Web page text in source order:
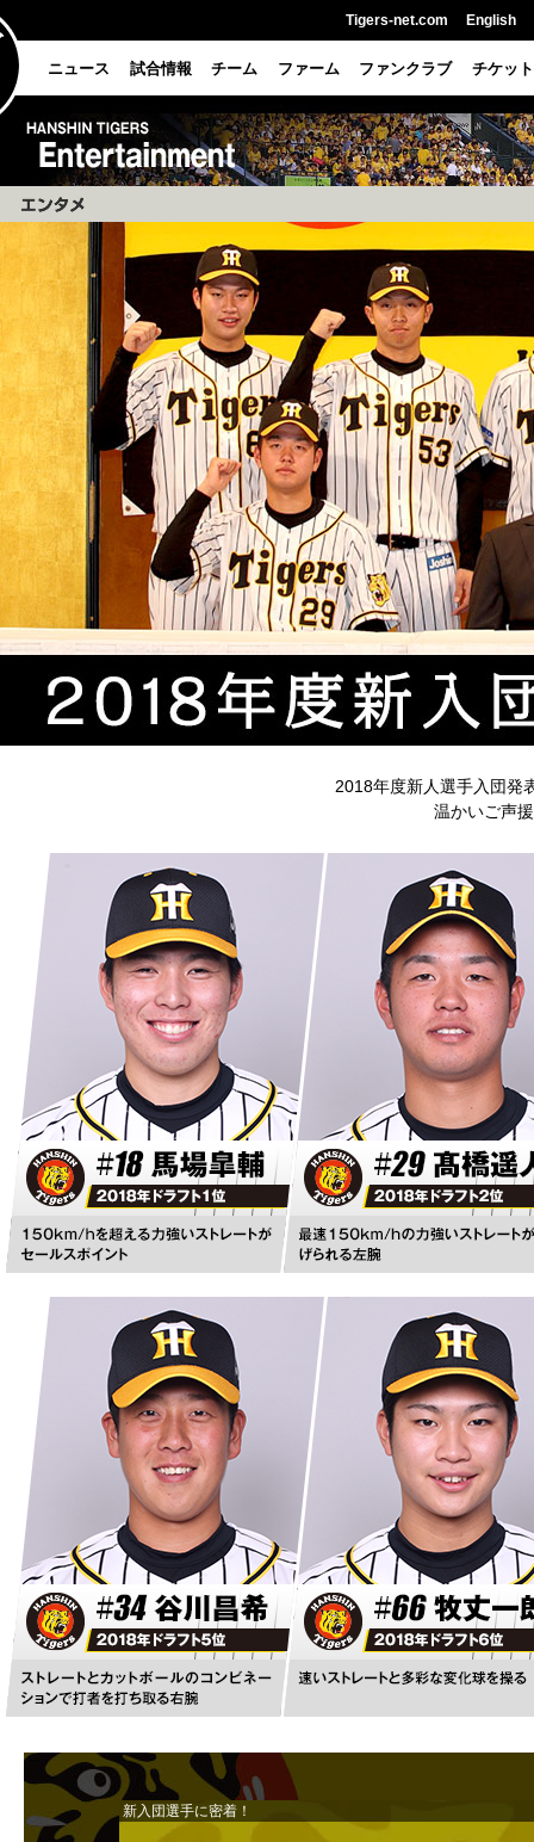
Tigers-net.com English
ニュース 試合情報 チーム ファーム ファンクラブ チケット
2018年度新人選手入団発
温かいご声
新入団選手に密着！